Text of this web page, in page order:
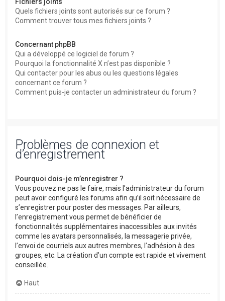
Quels fichiers joints sont autorisés sur ce forum ?
Comment trouver tous mes fichiers joints ?
Concernant phpBB
Qui a développé ce logiciel de forum ?
Pourquoi la fonctionnalité X n’est pas disponible ?
Qui contacter pour les abus ou les questions légales
concernant ce forum ?
Comment puis-je contacter un administrateur du forum ?
Problèmes de connexion et
d’enregistrement
Pourquoi dois-je m’enregistrer ?
Vous pouvez ne pas le faire, mais l’administrateur du forum
peut avoir configuré les forums afin qu’il soit nécessaire de
s’enregistrer pour poster des messages. Par ailleurs,
l’enregistrement vous permet de bénéficier de
fonctionnalités supplémentaires inaccessibles aux invités
comme les avatars personnalisés, la messagerie privée,
l’envoi de courriels aux autres membres, l’adhésion à des
groupes, etc. La création d’un compte est rapide et vivement
conseillée.
Haut